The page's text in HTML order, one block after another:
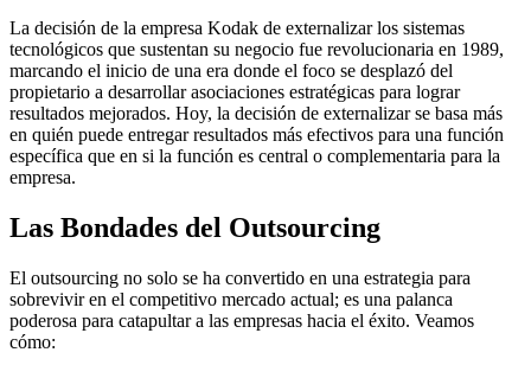
La decisión de la empresa Kodak de externalizar los sistemas
tecnológicos que sustentan su negocio fue revolucionaria en 1989,
marcando el inicio de una era donde el foco se desplazó del
propietario a desarrollar asociaciones estratégicas para lograr
resultados mejorados. Hoy, la decisión de externalizar se basa más
en quién puede entregar resultados más efectivos para una función
específica que en si la función es central o complementaria para la
empresa.
Las Bondades del Outsourcing
El outsourcing no solo se ha convertido en una estrategia para
sobrevivir en el competitivo mercado actual; es una palanca
poderosa para catapultar a las empresas hacia el éxito. Veamos
cómo: